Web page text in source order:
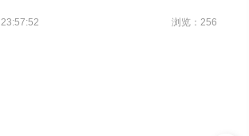
浏览：256